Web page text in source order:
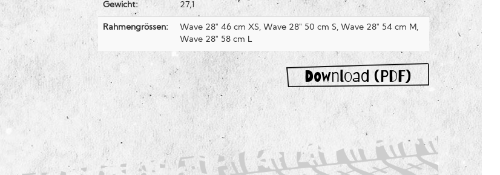
Gewicht: 27,1
Rahmengrössen:
Wave 28" 46 cm XS, Wave 28" 50 cm S, Wave 28" 54 cm M,
Wave 28" 58 cm L
Download (PDF)